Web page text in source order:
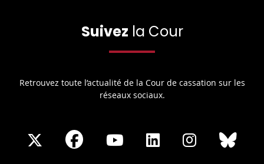
Suivez la Cour
Retrouvez toute l’actualité de la Cour de cassation sur les
réseaux sociaux.
ShareShare
Share
Share
Share